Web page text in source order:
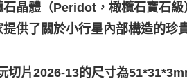
晶體（Peridot，橄欖石寶石級
供了關於小行星內部構造的珍
片2026-13的尺寸為